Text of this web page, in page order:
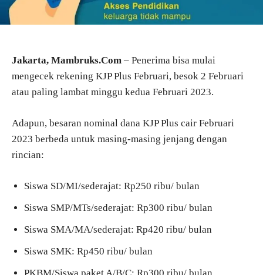
Jakarta, Mambruks.Com – Penerima bisa mulai
mengecek rekening KJP Plus Februari, besok 2 Februari
atau paling lambat minggu kedua Februari 2023.
Adapun, besaran nominal dana KJP Plus cair Februari
2023 berbeda untuk masing-masing jenjang dengan
rincian:
Siswa SD/MI/sederajat: Rp250 ribu/ bulan
Siswa SMP/MTs/sederajat: Rp300 ribu/ bulan
Siswa SMA/MA/sederajat: Rp420 ribu/ bulan
Siswa SMK: Rp450 ribu/ bulan
PKBM/Siswa paket A/B/C: Rp300 ribu/ bulan